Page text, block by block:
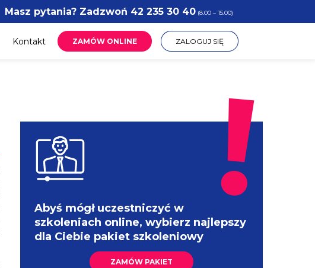
Masz pytania? Zadzwoń 42 235 30 40(8.00 – 15.00)
Kontakt ZAMÓW ONLINE ZALOGUJ SIĘ
Abyś mógł uczestniczyć w
szkoleniach online, wybierz najlepszy
dla Ciebie pakiet szkoleniowy
ZAMÓW PAKIET